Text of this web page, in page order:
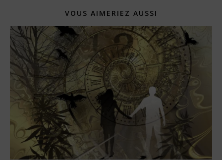
VOUS AIMERIEZ AUSSI